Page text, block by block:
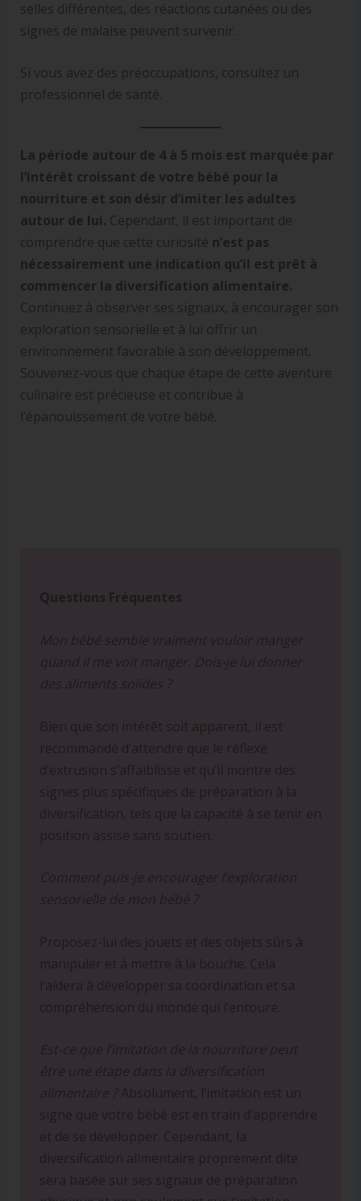
selles différentes, des réactions cutanées ou des
signes de malaise peuvent survenir.
Si vous avez des préoccupations, consultez un
professionnel de santé.
La période autour de 4 à 5 mois est marquée par
l’intérêt croissant de votre bébé pour la
nourriture et son désir d’imiter les adultes
autour de lui. Cependant, il est important de
comprendre que cette curiosité n’est pas
nécessairement une indication qu’il est prêt à
commencer la diversification alimentaire.
Continuez à observer ses signaux, à encourager son
exploration sensorielle et à lui offrir un
environnement favorable à son développement.
Souvenez-vous que chaque étape de cette aventure
culinaire est précieuse et contribue à
l’épanouissement de votre bébé.
Questions Fréquentes
Mon bébé semble vraiment vouloir manger
quand il me voit manger. Dois-je lui donner
des aliments solides ?
Bien que son intérêt soit apparent, il est
recommandé d’attendre que le réflexe
d’extrusion s’affaiblisse et qu’il montre des
signes plus spécifiques de préparation à la
diversification, tels que la capacité à se tenir en
position assise sans soutien.
Comment puis-je encourager l’exploration
sensorielle de mon bébé ?
Proposez-lui des jouets et des objets sûrs à
manipuler et à mettre à la bouche. Cela
l’aidera à développer sa coordination et sa
compréhension du monde qui l’entoure.
Est-ce que l’imitation de la nourriture peut
être une étape dans la diversification
alimentaire ? Absolument, l’imitation est un
signe que votre bébé est en train d’apprendre
et de se développer. Cependant, la
diversification alimentaire proprement dite
sera basée sur ses signaux de préparation